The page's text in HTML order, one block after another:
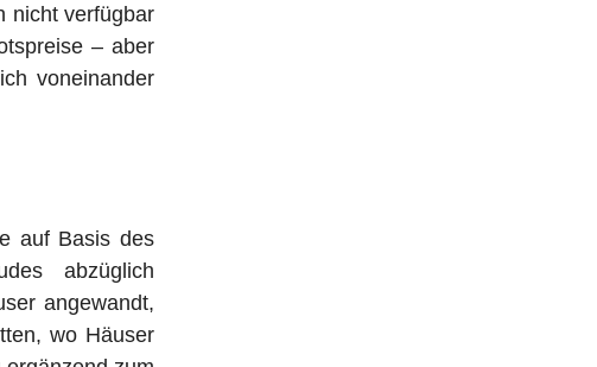
nicht verfügbar
– aber
voneinander
auf Basis des
abzüglich
angewandt,
wo Häuser